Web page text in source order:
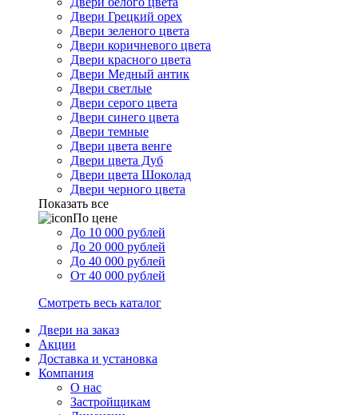
Двери Грецкий орех
Двери зеленого цвета
Двери коричневого цвета
Двери красного цвета
Двери Медный антик
Двери светлые
Двери серого цвета
Двери синего цвета
Двери темные
Двери цвета венге
Двери цвета Дуб
Двери цвета Шоколад
Двери черного цвета
Показать все
По цене
До 10 000 рублей
До 20 000 рублей
До 40 000 рублей
От 40 000 рублей
Смотреть весь каталог
Двери на заказ
Акции
Доставка и установка
Компания
О нас
Застройщикам